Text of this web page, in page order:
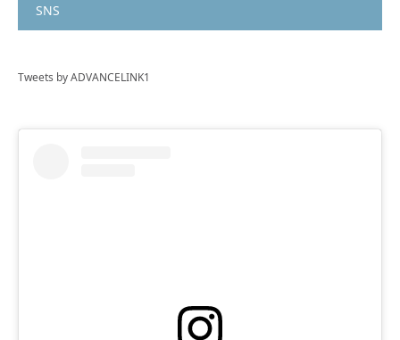
SNS
Tweets by ADVANCELINK1